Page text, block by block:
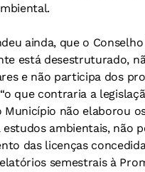
ainda, que o
está desestruturado,
e não participa dos
que contraria a
Município não elaborou
ambientais, não
das licenças
semestrais à